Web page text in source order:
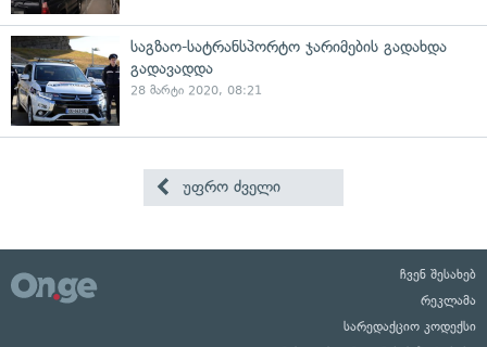
საგზაო-სატრანსპორტო ჯარიმების გადახდა
გადავადდა
28 მარტი 2020, 08:21
უფრო ძველი
ჩვენ შესახებ
რეკლამა
სარედაქციო კოდექსი